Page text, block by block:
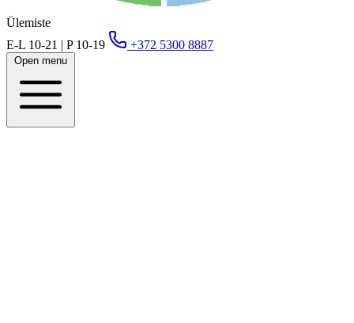
Ülemiste
E-L 10-21 | P 10-19
+372 5300 8887
Open menu